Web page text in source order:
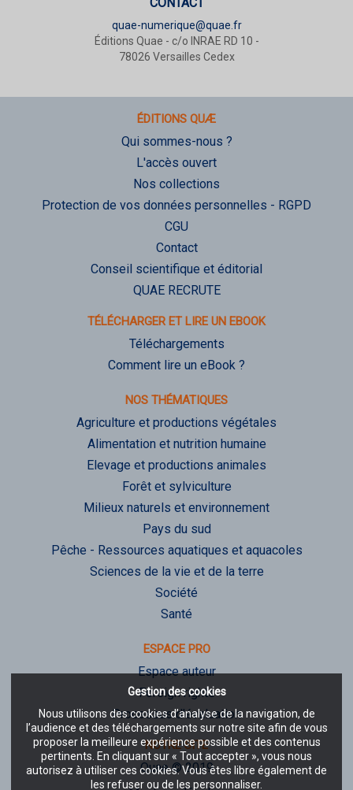
Gestion des cookies
Nous utilisons des cookies d’analyse de la navigation, de
l’audience et des téléchargements sur notre site afin de vous
proposer la meilleure expérience possible et des contenus
pertinents. En cliquant sur « Tout accepter », vous nous
autorisez à utiliser ces cookies. Vous êtes libre également de
les refuser ou de les personnaliser.
CONTACT
quae-numerique@quae.fr
Éditions Quae - c/o INRAE RD 10 -
78026 Versailles Cedex
ÉDITIONS QUÆ
Qui sommes-nous ?
L'accès ouvert
Nos collections
Protection de vos données personnelles - RGPD
CGU
Contact
Conseil scientifique et éditorial
QUAE RECRUTE
TÉLÉCHARGER ET LIRE UN EBOOK
Téléchargements
Comment lire un eBook ?
NOS THÉMATIQUES
Agriculture et productions végétales
Alimentation et nutrition humaine
Elevage et productions animales
Forêt et sylviculture
Milieux naturels et environnement
Pays du sud
Pêche - Ressources aquatiques et aquacoles
Sciences de la vie et de la terre
Société
Santé
ESPACE PRO
Espace auteur
Foreign rights
Processus d'évaluation
NOTRE SITE
Quae © 2019